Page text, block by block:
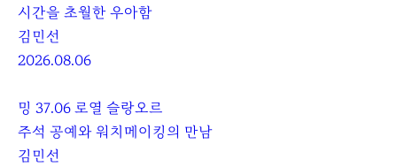
시간을 초월한 우아함
김민선
2026.08.06
밍 37.06 로열 슬랑오르
주석 공예와 워치메이킹의 만남
김민선